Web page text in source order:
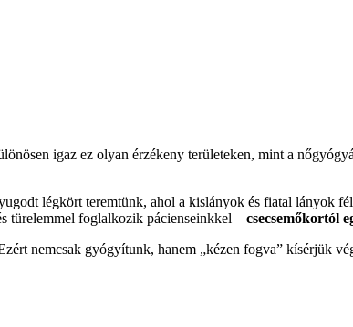
igaz ez olyan érzékeny területeken, mint a
légkört teremtünk, ahol a kislányok és fiatal lányok
türelemmel foglalkozik pácienseinkkel – csecsemőkortól
nemcsak gyógyítunk, hanem „kézen fogva” kísérjük